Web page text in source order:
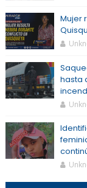
Mujer
hasta